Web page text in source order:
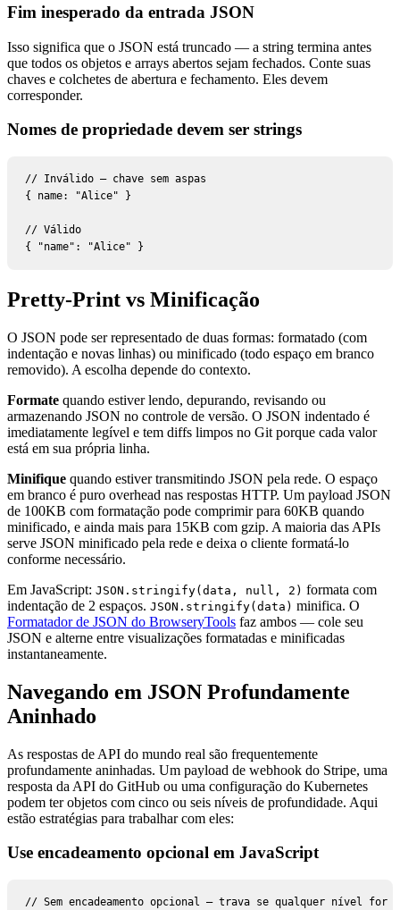
Fim inesperado da entrada JSON
Isso significa que o JSON está truncado — a string termina antes
que todos os objetos e arrays abertos sejam fechados. Conte suas
chaves e colchetes de abertura e fechamento. Eles devem
corresponder.
Nomes de propriedade devem ser strings
// Inválido — chave sem aspas
{ name: "Alice" }
// Válido
{ "name": "Alice" }
Pretty-Print vs Minificação
O JSON pode ser representado de duas formas: formatado (com
indentação e novas linhas) ou minificado (todo espaço em branco
removido). A escolha depende do contexto.
Formate quando estiver lendo, depurando, revisando ou
armazenando JSON no controle de versão. O JSON indentado é
imediatamente legível e tem diffs limpos no Git porque cada valor
está em sua própria linha.
Minifique quando estiver transmitindo JSON pela rede. O espaço
em branco é puro overhead nas respostas HTTP. Um payload JSON
de 100KB com formatação pode comprimir para 60KB quando
minificado, e ainda mais para 15KB com gzip. A maioria das APIs
serve JSON minificado pela rede e deixa o cliente formatá-lo
conforme necessário.
Em JavaScript: JSON.stringify(data, null, 2) formata com
indentação de 2 espaços. JSON.stringify(data) minifica. O
Formatador de JSON do BrowseryTools faz ambos — cole seu
JSON e alterne entre visualizações formatadas e minificadas
instantaneamente.
Navegando em JSON Profundamente
Aninhado
As respostas de API do mundo real são frequentemente
profundamente aninhadas. Um payload de webhook do Stripe, uma
resposta da API do GitHub ou uma configuração do Kubernetes
podem ter objetos com cinco ou seis níveis de profundidade. Aqui
estão estratégias para trabalhar com eles:
Use encadeamento opcional em JavaScript
// Sem encadeamento opcional — trava se qualquer nível for